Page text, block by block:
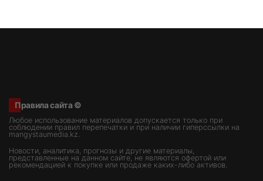
Правила сайта ©
Любое использование материалов допускается только при
соблюдении правил перепечатки и при наличии гиперссылки на
mangystaumedia.kz.
Новости, аналитика, прогнозы и другие материалы,
представленные на данном сайте, не являются офертой или
рекомендацией к покупке или продаже каких-либо активов.